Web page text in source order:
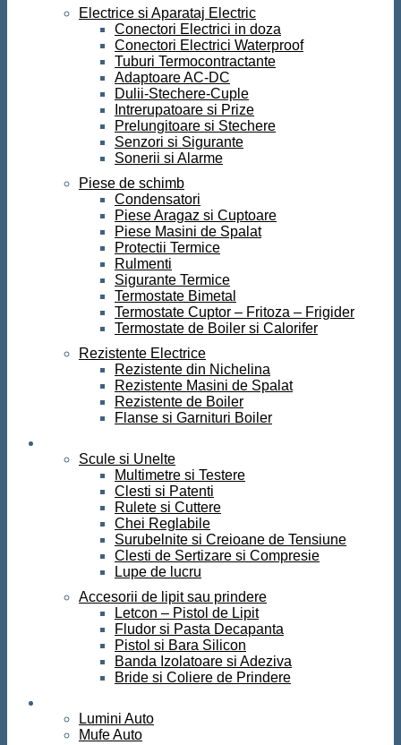
Electrice si Aparataj Electric
Conectori Electrici in doza
Conectori Electrici Waterproof
Tuburi Termocontractante
Adaptoare AC-DC
Dulii-Stechere-Cuple
Intrerupatoare si Prize
Prelungitoare si Stechere
Senzori si Sigurante
Sonerii si Alarme
Piese de schimb
Condensatori
Piese Aragaz si Cuptoare
Piese Masini de Spalat
Protectii Termice
Rulmenti
Sigurante Termice
Termostate Bimetal
Termostate Cuptor – Fritoza – Frigider
Termostate de Boiler si Calorifer
Rezistente Electrice
Rezistente din Nichelina
Rezistente Masini de Spalat
Rezistente de Boiler
Flanse si Garnituri Boiler
Scule si Unelte
Multimetre si Testere
Clesti si Patenti
Rulete si Cuttere
Chei Reglabile
Surubelnite si Creioane de Tensiune
Clesti de Sertizare si Compresie
Lupe de lucru
Accesorii de lipit sau prindere
Letcon – Pistol de Lipit
Fludor si Pasta Decapanta
Pistol si Bara Silicon
Banda Izolatoare si Adeziva
Bride si Coliere de Prindere
Lumini Auto
Mufe Auto